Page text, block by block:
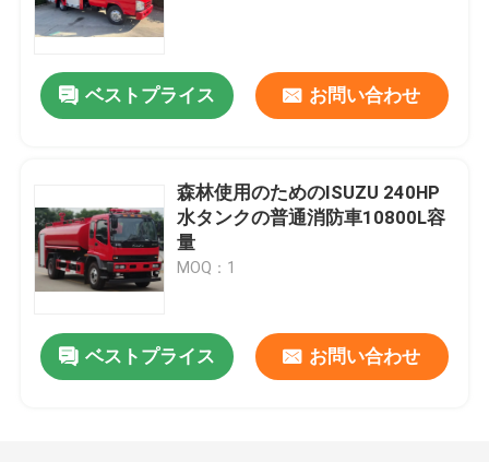
プロダクト
私達について
工場旅行
ベストプライス お問い合わせ
森林使用のためのISUZU 240HP
水タンクの普通消防車10800L容
量
MOQ：1
ベストプライス お問い合わせ